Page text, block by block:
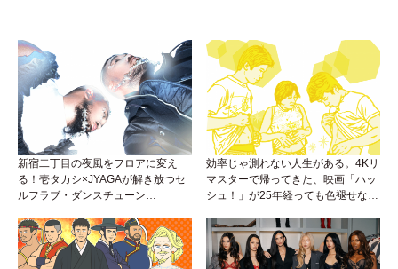
新宿二丁目の夜風をフロアに変え
る！壱タカシ×JYAGAが解き放つセ
ルフラブ・ダンスチューン
効率じゃ測れない人生がある。4Kリ
マスターで帰ってきた、映画「ハッ
シュ！」が25年経っても色褪せない